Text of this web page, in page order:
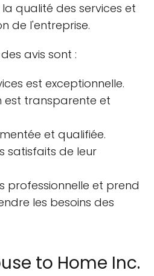
qualité des services et
de l'entreprise.
avis sont :
est exceptionnelle.
est transparente et
et qualifiée.
satisfaits de leur
professionnelle et prend
les besoins des
to Home Inc.